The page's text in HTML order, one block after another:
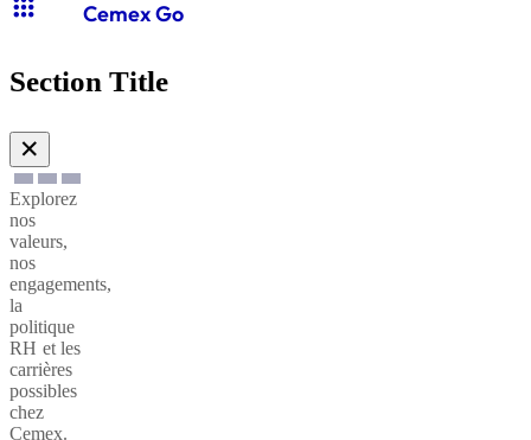
apps Cemex Go
Section Title
✕
Explorez
nos
valeurs,
nos
engagements,
la
politique
RH et les
carrières
possibles
chez
Cemex.